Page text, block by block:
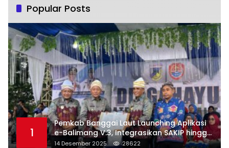
Popular Posts
1
Pemkab Banggai Laut Launching Aplikasi
e-Balimang V.3, Integrasikan SAKIP hingga
Satu Data Layanan Publik
14 Desember 2025 28622